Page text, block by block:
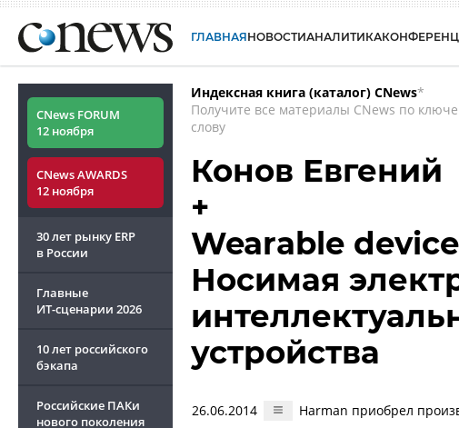
ГЛАВНАЯНОВОСТИАНАЛИТИКА
CNews FORUM
12 ноября
CNews AWARDS
12 ноября
30 лет рынку ERP
в России
Главные
ИТ-сценарии 2026
10 лет российского
бэкапа
Российские ПАКи
нового поколения
Индексная книга (каталог) CNews*
Получите все материалы CNews по
слову
Конов Евгений
+
Wearable
Носимая
устройства
26.06.2014 Harman приобрел